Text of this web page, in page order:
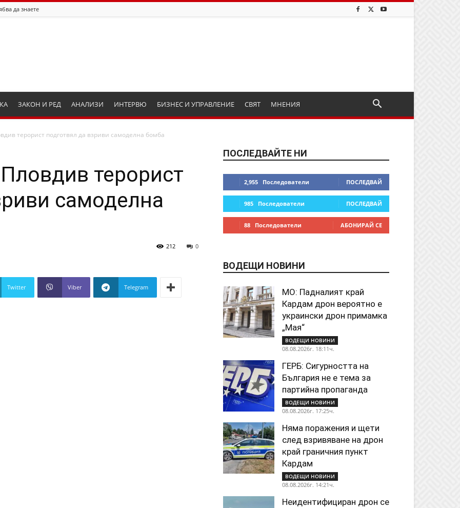
да знаете
ЗАКОН И РЕД АНАЛИЗИ ИНТЕРВЮ БИЗНЕС И УПРАВЛЕНИЕ СВЯТ МНЕНИЯ
терорист подготвял да взриви самоделна бомба
терорист
самоделна
0
212
Twitter Viber Telegram
ПОСЛЕДВАЙТЕ НИ
2,955 Последователи ПОСЛЕДВАЙ
985 Последователи ПОСЛЕДВАЙ
88 Последователи АБОНИРАЙ СЕ
ВОДЕЩИ НОВИНИ
МО: Падналият край
Кардам дрон вероятно е
украински дрон примамка
„Мая“
ВОДЕЩИ НОВИНИ
08.08.2026г. 18:11ч.
ГЕРБ: Сигурността на
България не е тема за
партийна пропаганда
ВОДЕЩИ НОВИНИ
08.08.2026г. 17:25ч.
Няма поражения и щети
след взривяване на дрон
край граничния пункт
Кардам
ВОДЕЩИ НОВИНИ
08.08.2026г. 14:21ч.
Неидентифициран дрон се